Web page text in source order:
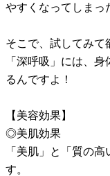
やすくなってしまっ
そこで、試してみて
「深呼吸」には、
るんですよ！
【美容効果】
◎美肌効果
「美肌」と「質の
す。